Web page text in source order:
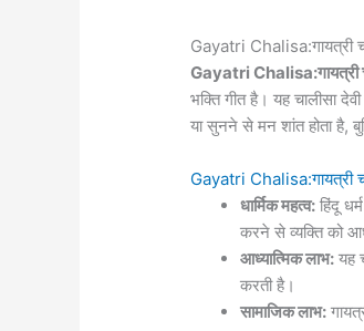
Gayatri Chalisa:गायत्री
Gayatri Chalisa:गायत्री
भक्ति गीत है। यह चालीसा
या सुनने से मन शांत होता है,
Gayatri Chalisa:गायत्री
धार्मिक महत्व: हिंदू
करने से व्यक्ति को
आध्यात्मिक लाभ: यह
करती है।
सामाजिक लाभ: